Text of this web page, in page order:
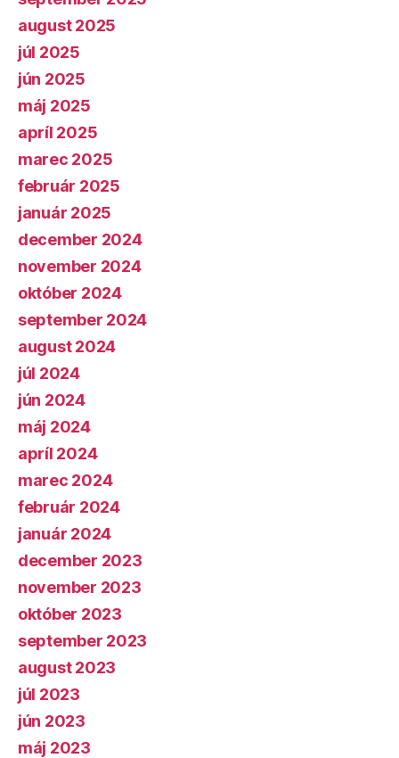
august 2025
júl 2025
jún 2025
máj 2025
apríl 2025
marec 2025
február 2025
január 2025
december 2024
november 2024
október 2024
september 2024
august 2024
júl 2024
jún 2024
máj 2024
apríl 2024
marec 2024
február 2024
január 2024
december 2023
november 2023
október 2023
september 2023
august 2023
júl 2023
jún 2023
máj 2023